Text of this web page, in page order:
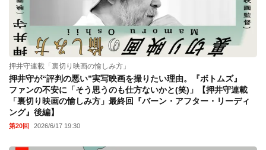
押井守連載「裏切り映画の愉しみ方」
押井守が“評判の悪い”実写映画を撮りたい理由。『ボトムズ』
ファンの不安に「そう思うのも仕方ないかと(笑)」【押井守連載
「裏切り映画の愉しみ方」最終回『バーン・アフター・リーディ
ング』後編】
第20回 2026/6/17 19:30